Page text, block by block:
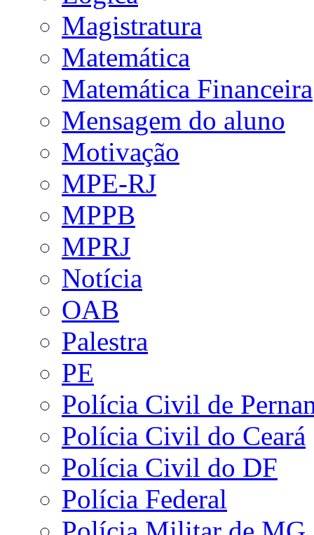
Magistratura
Matemática
Matemática Financeira
Mensagem do aluno
Motivação
MPE-RJ
MPPB
MPRJ
Notícia
OAB
Palestra
PE
Polícia Civil de
Polícia Civil do Ceará
Polícia Civil do DF
Polícia Federal